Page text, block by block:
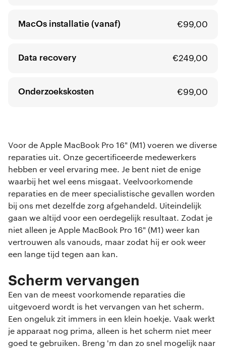
MacOs installatie (vanaf) €99,00
Data recovery €249,00
Onderzoekskosten €99,00
Voor de Apple MacBook Pro 16" (M1) voeren we diverse
reparaties uit. Onze gecertificeerde medewerkers
hebben er veel ervaring mee. Je bent niet de enige
waarbij het wel eens misgaat. Veelvoorkomende
reparaties en de meer specialistische gevallen worden
bij ons met dezelfde zorg afgehandeld. Uiteindelijk
gaan we altijd voor een oerdegelijk resultaat. Zodat je
niet alleen je Apple MacBook Pro 16" (M1) weer kan
vertrouwen als vanouds, maar zodat hij er ook weer
een lange tijd tegen aan kan.
Scherm vervangen
Een van de meest voorkomende reparaties die
uitgevoerd wordt is het vervangen van het scherm.
Een ongeluk zit immers in een klein hoekje. Vaak werkt
je apparaat nog prima, alleen is het scherm niet meer
goed te gebruiken. Breng 'm dan zo snel mogelijk naar